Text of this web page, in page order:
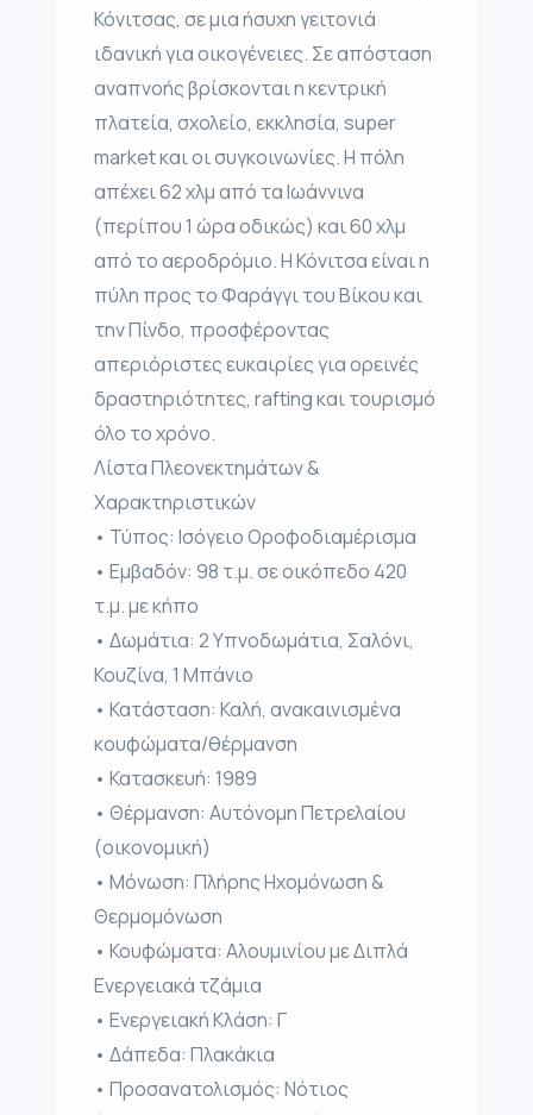
Κόνιτσας, σε μια ήσυχη γειτονιά
ιδανική για οικογένειες. Σε απόσταση
αναπνοής βρίσκονται η κεντρική
πλατεία, σχολείο, εκκλησία, super
market και οι συγκοινωνίες. Η πόλη
απέχει 62 χλμ από τα Ιωάννινα
(περίπου 1 ώρα οδικώς) και 60 χλμ
από το αεροδρόμιο. Η Κόνιτσα είναι η
πύλη προς το Φαράγγι του Βίκου και
την Πίνδο, προσφέροντας
απεριόριστες ευκαιρίες για ορεινές
δραστηριότητες, rafting και τουρισμό
όλο το χρόνο.
Λίστα Πλεονεκτημάτων &
Χαρακτηριστικών
• Τύπος: Ισόγειο Οροφοδιαμέρισμα
• Εμβαδόν: 98 τ.μ. σε οικόπεδο 420
τ.μ. με κήπο
• Δωμάτια: 2 Υπνοδωμάτια, Σαλόνι,
Κουζίνα, 1 Μπάνιο
• Κατάσταση: Καλή, ανακαινισμένα
κουφώματα/θέρμανση
• Κατασκευή: 1989
• Θέρμανση: Αυτόνομη Πετρελαίου
(οικονομική)
• Μόνωση: Πλήρης Ηχομόνωση &
Θερμομόνωση
• Κουφώματα: Αλουμινίου με Διπλά
Ενεργειακά τζάμια
• Ενεργειακή Κλάση: Γ
• Δάπεδα: Πλακάκια
• Προσανατολισμός: Νότιος